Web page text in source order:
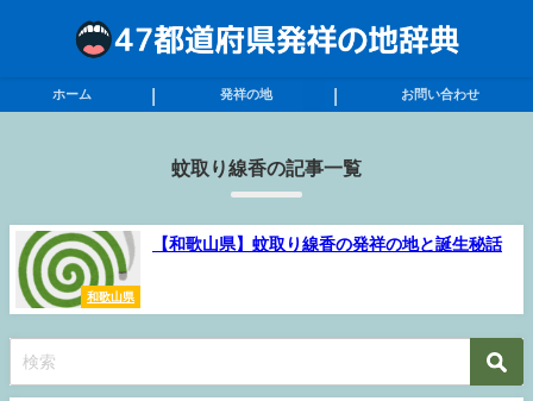
ホーム 発祥の地 お問い合わせ
蚊取り線香の記事一覧
和歌山県
【和歌山県】蚊取り線香の発祥の地と誕生秘話